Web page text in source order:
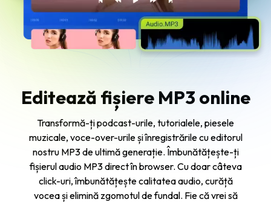
Editează fișiere MP3 online
Transformă-ți podcast-urile, tutorialele, piesele
muzicale, voce-over-urile și înregistrările cu editorul
nostru MP3 de ultimă generație. Îmbunătățește-ți
fișierul audio MP3 direct în browser. Cu doar câteva
click-uri, îmbunătățește calitatea audio, curăță
vocea și elimină zgomotul de fundal. Fie că vrei să